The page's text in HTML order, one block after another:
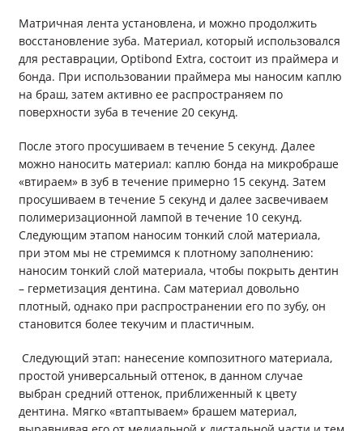
Матричная лента установлена, и можно продолжить
восстановление зуба. Материал, который использовался
для реставрации, Optibond Extra, состоит из праймера и
бонда. При использовании праймера мы наносим каплю
на браш, затем активно ее распространяем по
поверхности зуба в течение 20 секунд.
После этого просушиваем в течение 5 секунд. Далее
можно наносить материал: каплю бонда на микробраше
«втираем» в зуб в течение примерно 15 секунд. Затем
просушиваем в течение 5 секунд и далее засвечиваем
полимеризационной лампой в течение 10 секунд.
Следующим этапом наносим тонкий слой материала,
при этом мы не стремимся к плотному заполнению:
наносим тонкий слой материала, чтобы покрыть дентин
– герметизация дентина. Сам материал довольно
плотный, однако при распространении его по зубу, он
становится более текучим и пластичным.
Следующий этап: нанесение композитного материала,
простой универсальный оттенок, в данном случае
выбран средний оттенок, приближенный к цвету
дентина. Мягко «втаптываем» брашем материал,